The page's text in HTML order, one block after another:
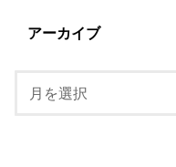
アーカイブ